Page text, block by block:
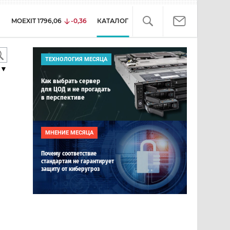
MOEXIT 1796,06 -0,36 КАТАЛОГ
▼
ТЕХНОЛОГИЯ МЕСЯЦА
Как выбрать сервер
для ЦОД и не прогадать
в перспективе
МНЕНИЕ МЕСЯЦА
Почему соответствие
стандартам не гарантирует
защиту от киберугроз